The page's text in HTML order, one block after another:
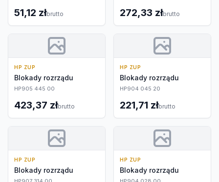
51,12 złbrutto 272,33 złbrutto
HP ZUP
Blokady rozrządu
HP905 445 00
423,37 złbrutto
HP ZUP
Blokady rozrządu
HP904 045 20
221,71 złbrutto
HP ZUP
Blokady rozrządu
HP ZUP
Blokady rozrządu